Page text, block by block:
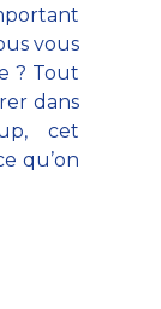
vous
? Tout
dans
cet
qu’on